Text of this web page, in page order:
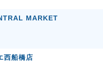
MARKET
西船橋店